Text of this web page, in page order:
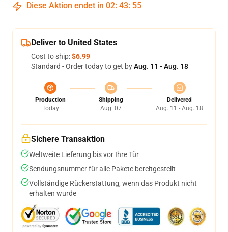
Diese Aktion endet in 02: 43: 54
Deliver to United States
Cost to ship:$6.99
Standard - Order today to get byAug. 11 - Aug. 18
Production
Today
Shipping
Aug. 07
Delivered
Aug. 11 - Aug. 18
Sichere Transaktion
Weltweite Lieferung bis vor Ihre Tür
Sendungsnummer für alle Pakete bereitgestellt
Vollständige Rückerstattung, wenn das Produkt nicht
erhalten wurde